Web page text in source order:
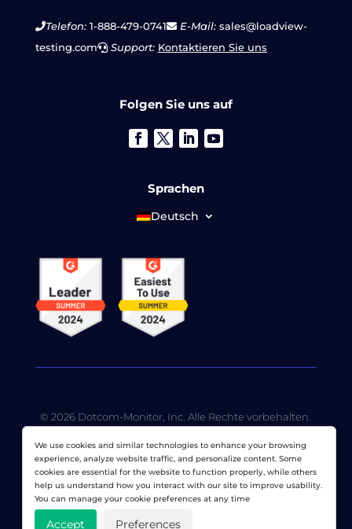
Telefon:1-888-479-0741 E-Mail:sales@loadview-
testing.com
Support: Kontaktieren Sie uns
Folgen Sie uns auf
Sprachen
Deutsch
© 2026 Dotcom-Monitor, Inc. Alle Rechte vorbehalten.
Tochtergesellschaft vonDotcom-Monitor, Inc.
Datenschutzerklärung|Nutzungsbedingungen|
Lizenzierte Patente|Sitemap
We use cookies and similar technologies to enhance your browsing
experience, analyze website traffic, and personalize content. Some
cookies are essential for the website to function properly, while others
help us understand how you interact with our site to improve usability.
You can manage your cookie preferences at any time
Accept Preferences